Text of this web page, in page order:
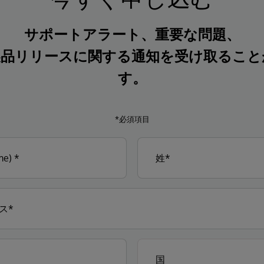
サポートアラート、重要な問題、
リリースに関する通知を受け取るこ
す。
*必須項目